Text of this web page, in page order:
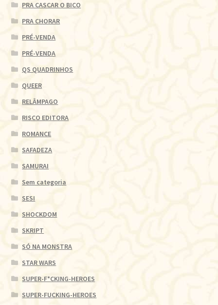
PRA CASCAR O BICO
PRA CHORAR
PRÉ-VENDA
PRÉ-VENDA
QS QUADRINHOS
QUEER
RELÂMPAGO
RISCO EDITORA
ROMANCE
SAFADEZA
SAMURAI
Sem categoria
SESI
SHOCKDOM
SKRIPT
SÓ NA MONSTRA
STAR WARS
SUPER-F*CKING-HEROES
SUPER-FUCKING-HEROES